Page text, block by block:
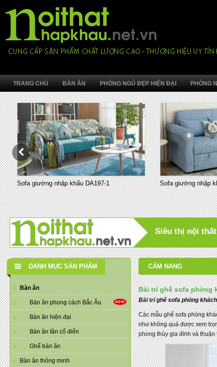
TRANG CHỦ BÀN ĂN PHÒNG NGỦ ĐẸP HIỆN ĐẠI PHÒNG
Sofa giường nhập khẩu DA197-1 Sofa giường nhập
Siêu thị nội
DANH MỤC SẢN PHẨM
Bàn ăn
Bàn ăn phong cách Bắc Âu
Bàn ăn hiện đại
Bàn ăn tân cổ điển
Ghế bàn ăn
Bàn ăn thông minh
CẨM NANG
Bài trí ghế sofa phòng
Bài trí ghế sofa phòng
Các mẫu ghế sofa phòng
như không quá được xem
phong thủy gia đình và